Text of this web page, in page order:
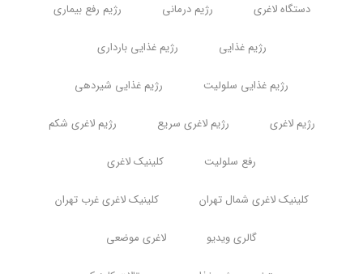
دستگاه لاغری رژیم درمانی رژیم رفع بیماری
رژیم غذایی رژیم غذایی بارداری
رژیم غذایی سلولیت رژیم غذایی شیردهی
رژیم لاغری رژیم لاغری سریع رژیم لاغری شکم
رفع سلولیت کلینیک لاغری
کلینیک لاغری شمال تهران کلینیک لاغری غرب تهران
گالری ویدیو لاغری موضعی